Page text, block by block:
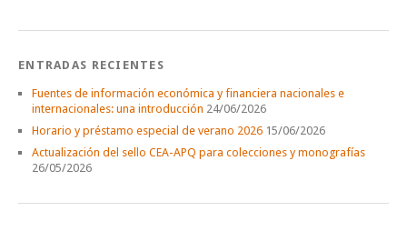
ENTRADAS RECIENTES
Fuentes de información económica y financiera nacionales e
internacionales: una introducción 24/06/2026
Horario y préstamo especial de verano 2026 15/06/2026
Actualización del sello CEA-APQ para colecciones y monografías
26/05/2026